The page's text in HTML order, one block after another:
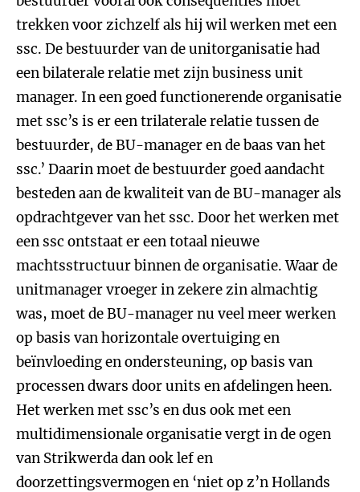
trekken voor zichzelf als hij wil werken met een
ssc. De bestuurder van de unitorganisatie had
een bilaterale relatie met zijn business unit
manager. In een goed functionerende organisatie
met ssc’s is er een trilaterale relatie tussen de
bestuurder, de BU-manager en de baas van het
ssc.’ Daarin moet de bestuurder goed aandacht
besteden aan de kwaliteit van de BU-manager als
opdrachtgever van het ssc. Door het werken met
een ssc ontstaat er een totaal nieuwe
machtsstructuur binnen de organisatie. Waar de
unitmanager vroeger in zekere zin almachtig
was, moet de BU-manager nu veel meer werken
op basis van horizontale overtuiging en
beïnvloeding en ondersteuning, op basis van
processen dwars door units en afdelingen heen.
Het werken met ssc’s en dus ook met een
multidimensionale organisatie vergt in de ogen
van Strikwerda dan ook lef en
doorzettingsvermogen en ‘niet op z’n Hollands